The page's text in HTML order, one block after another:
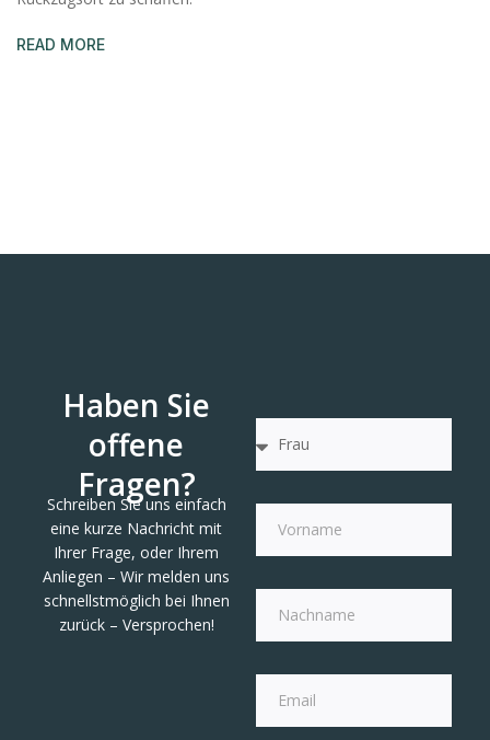
READ MORE
Haben Sie
offene
Fragen?
Schreiben Sie uns einfach
eine kurze Nachricht mit
Ihrer Frage, oder Ihrem
Anliegen – Wir melden uns
schnellstmöglich bei Ihnen
zurück – Versprochen!